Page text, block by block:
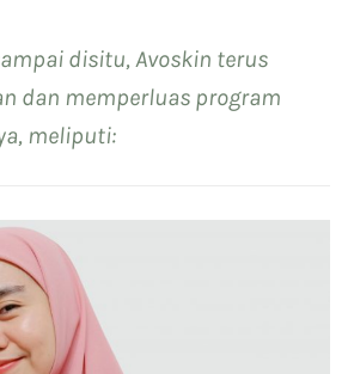
disitu, Avoskin terus
dan memperluas program
meliputi: